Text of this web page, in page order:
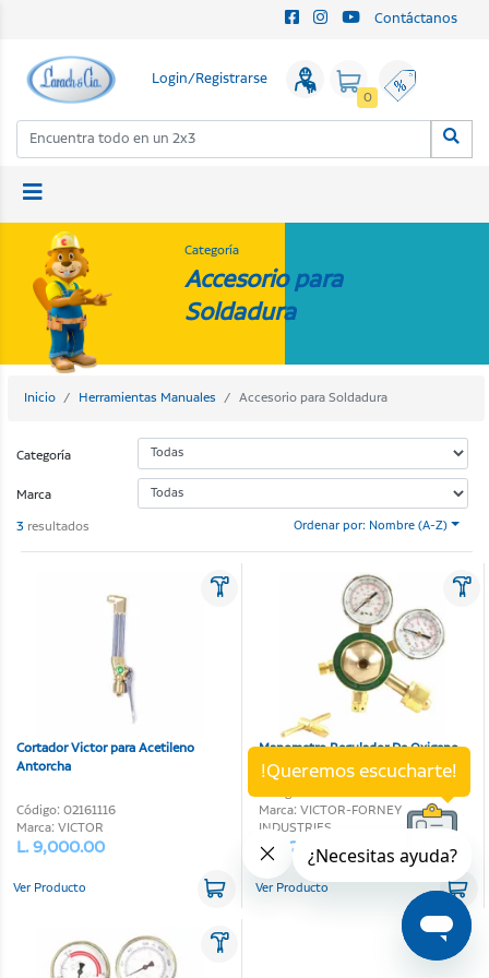
Contáctanos
Login/Registrarse
0
Categoría
Accesorio para
Soldadura
Inicio Herramientas Manuales Accesorio para Soldadura
Categoría
Marca
3 resultados Ordenar por: Nombre (A-Z)
Cortador Victor para Acetileno
Antorcha
Código: 02161116
Marca: VICTOR
L. 9,000.00
Ver Producto
Manometro Regulador De Oxigeno
Victor-Forney
Código: 02160010
Marca: VICTOR-FORNEY
INDUSTRIES
L. 4,275.00
Ver Producto
!Queremos escucharte!